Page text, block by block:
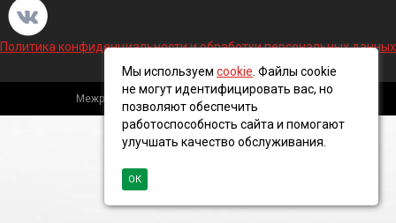
Политика конфиденциальности и обработки персональных данных
Межрегиональная кабельная компания, 2016 ©
Мы используем cookie . Файлы cookie
не могут идентифицировать вас, но
позволяют обеспечить
работоспособность сайта и помогают
улучшать качество обслуживания.
ОК